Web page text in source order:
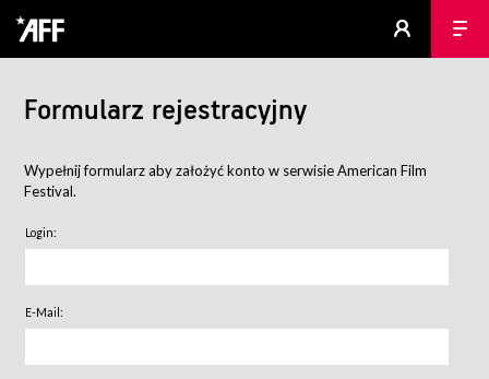
Formularz rejestracyjny
Wypełnij formularz aby założyć konto w serwisie American Film
Festival.
Login:
E-Mail: